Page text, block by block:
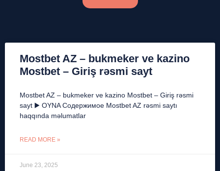
Mostbet AZ – bukmeker ve kazino
Mostbet – Giriş rəsmi sayt
Mostbet AZ – bukmeker ve kazino Mostbet – Giriş rəsmi
sayt ▶️ OYNA Содержимое Mostbet AZ rəsmi saytı
haqqında məlumatlar
READ MORE »
June 23, 2025